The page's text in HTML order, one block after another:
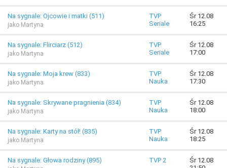
Na sygnale: Ojcowie i matki (511)
jako Martyna
TVP
Seriale
Śr 12.08
16:25
Na sygnale: Flirciarz (512)
jako Martyna
TVP
Seriale
Śr 12.08
17:00
Na sygnale: Moja krew (833)
jako Martyna
TVP
Nauka
Śr 12.08
17:30
Na sygnale: Skrywane pragnienia (834)
jako Martyna
TVP
Nauka
Śr 12.08
18:00
Na sygnale: Karty na stół! (835)
jako Martyna
TVP
Nauka
Śr 12.08
18:25
Na sygnale: Głowa rodziny (895) TVP 2
Śr 12.08